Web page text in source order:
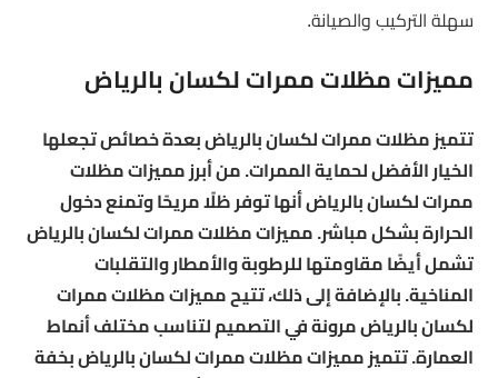
سهلة التركيب والصيانة.
مميزات مظلات ممرات لكسان بالرياض
تتميز مظلات ممرات لكسان بالرياض بعدة خصائص تجعلها
الخيار الأفضل لحماية الممرات. من أبرز مميزات مظلات
ممرات لكسان بالرياض أنها توفر ظلًا مريحًا وتمنع دخول
الحرارة بشكل مباشر. مميزات مظلات ممرات لكسان بالرياض
تشمل أيضًا مقاومتها للرطوبة والأمطار والتقلبات
المناخية. بالإضافة إلى ذلك، تتيح مميزات مظلات ممرات
لكسان بالرياض مرونة في التصميم لتناسب مختلف أنماط
العمارة. تتميز مميزات مظلات ممرات لكسان بالرياض بخفة